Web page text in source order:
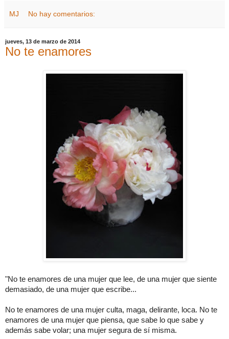
MJ No hay comentarios:
jueves, 13 de marzo de 2014
No te enamores
"No te enamores de una mujer que lee, de una mujer que siente
demasiado, de una mujer que escribe...
No te enamores de una mujer culta, maga, delirante, loca. No te
enamores de una mujer que piensa, que sabe lo que sabe y
además sabe volar; una mujer segura de sí misma.